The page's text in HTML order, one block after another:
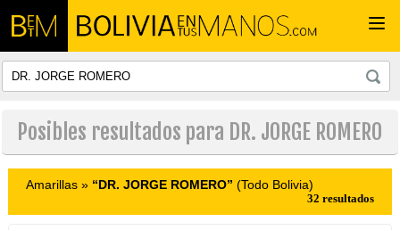
Posibles resultados para DR. JORGE ROMERO
Amarillas » “DR. JORGE ROMERO” (Todo Bolivia)
32 resultados